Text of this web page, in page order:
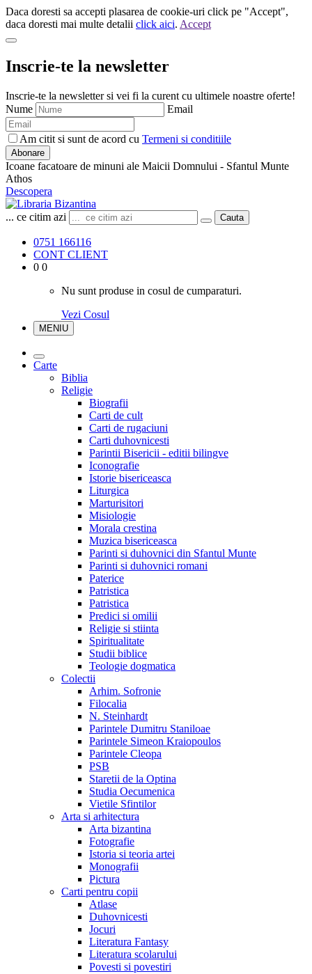
Daca doresti sa accepti plasarea de cookie-uri click pe "Accept",
daca doresti mai multe detalii click aici. Accept
Inscrie-te la newsletter
Inscrie-te la newsletter si vei fi la curent cu ultimele noastre oferte!
Nume
Email
Am citit si sunt de acord cu Termeni si conditiile
Abonare
Icoane facatoare de minuni ale Maicii Domnului - Sfantul Munte
Athos
Descopera
... ce citim azi Cauta
0751 166116
CONT CLIENT
0 0
Nu sunt produse in cosul de cumparaturi.
Vezi Cosul
MENIU
Carte
Biblia
Religie
Biografii
Carti de cult
Carti de rugaciuni
Carti duhovnicesti
Parintii Bisericii - editii bilingve
Iconografie
Istorie bisericeasca
Liturgica
Marturisitori
Misiologie
Morala crestina
Muzica bisericeasca
Parinti si duhovnici din Sfantul Munte
Parinti si duhovnici romani
Paterice
Patristica
Patristica
Predici si omilii
Religie si stiinta
Spiritualitate
Studii biblice
Teologie dogmatica
Colectii
Arhim. Sofronie
Filocalia
N. Steinhardt
Parintele Dumitru Staniloae
Parintele Simeon Kraiopoulos
Parintele Cleopa
PSB
Staretii de la Optina
Studia Oecumenica
Vietile Sfintilor
Arta si arhitectura
Arta bizantina
Fotografie
Istoria si teoria artei
Monografii
Pictura
Carti pentru copii
Atlase
Duhovnicesti
Jocuri
Literatura Fantasy
Literatura scolarului
Povesti si povestiri